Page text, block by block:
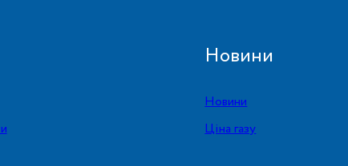
Новини
Новини
Ціна газу